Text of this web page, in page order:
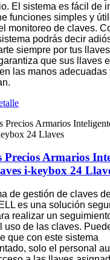
El sistema es fácil de
funciones simples y
monitoreo de claves.
podrás decir
siempre por tus
que sus llaves
las manos adecuadas
Precios Armarios
i-keybox 24
de gestión de claves
es una solución
realizar un
uso de las claves.
que con este sistema
solo el personal